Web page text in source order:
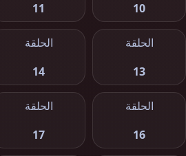
10
11
الحلقة
13
الحلقة
14
الحلقة
16
الحلقة
17